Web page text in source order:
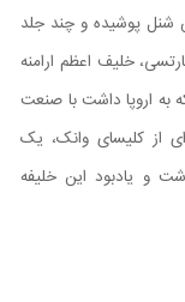
شنل پوشیده و چند جلد
خلیف اعظم ارامنه
سفری که به اروپا داشت با صنعت
از کلیسای وانک، یک
و یادبود این خلیفه